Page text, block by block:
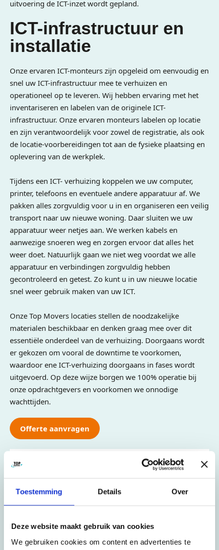
Toestemming Details Over
Deze website maakt gebruik van cookies
We gebruiken cookies om content en advertenties te
uitvoering de ICT-inzet wordt gepland.
ICT-infrastructuur en
installatie
Onze ervaren ICT-monteurs zijn opgeleid om eenvoudig en
snel uw ICT-infrastructuur mee te verhuizen en
operationeel op te leveren. Wij hebben ervaring met het
inventariseren en labelen van de originele ICT-
infrastructuur. Onze ervaren monteurs labelen op locatie
en zijn verantwoordelijk voor zowel de registratie, als ook
de locatie-voorbereidingen tot aan de fysieke plaatsing en
oplevering van de werkplek.
Tijdens een ICT- verhuizing koppelen we uw computer,
printer, telefoons en eventuele andere apparatuur af. We
pakken alles zorgvuldig voor u in en organiseren een veilig
transport naar uw nieuwe woning. Daar sluiten we uw
apparatuur weer netjes aan. We werken kabels en
aanwezige snoeren weg en zorgen ervoor dat alles het
weer doet. Natuurlijk gaan we niet weg voordat we alle
apparatuur en verbindingen zorgvuldig hebben
gecontroleerd en getest. Zo kunt u in uw nieuwe locatie
snel weer gebruik maken van uw ICT.
Onze Top Movers locaties stellen de noodzakelijke
materialen beschikbaar en denken graag mee over dit
essentiële onderdeel van de verhuizing. Doorgaans wordt
er gekozen om vooral de downtime te voorkomen,
waardoor ene ICT-verhuizing doorgaans in fases wordt
uitgevoerd. Op deze wijze borgen we 100% operatie bij
onze opdrachtgevers en voorkomen we onnodige
wachttijden.
Offerte aanvragen
Laat ons u bellen
Naam
Bedrijfsnaam*